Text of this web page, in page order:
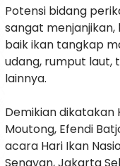
Potensi bidang
sangat
baik ikan tangkap
udang, rumput laut,
lainnya.
Demikian dikatakan
Moutong, Efendi
acara Hari Ikan